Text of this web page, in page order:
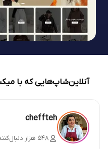
آنلاین‌شاپ‌هایی که با
cheffteh
۵۴۸ هزار دنبال‌کننده